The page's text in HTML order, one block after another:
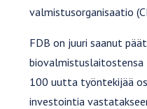
valmistusorganisaatio
FDB on juuri saanut
biovalmistuslaitostensa
100 uutta työntekijää
investointia